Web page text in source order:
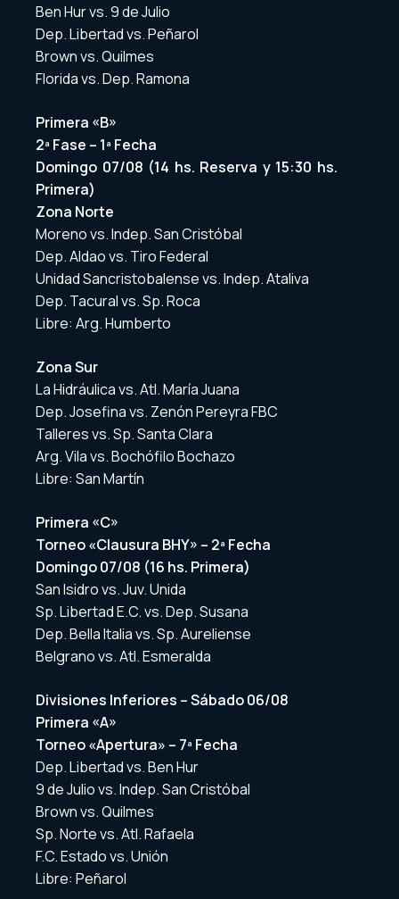
Ben Hur vs. 9 de Julio
Dep. Libertad vs. Peñarol
Brown vs. Quilmes
Florida vs. Dep. Ramona
Primera «B»
2ª Fase – 1ª Fecha
Domingo 07/08 (14 hs. Reserva y 15:30 hs.
Primera)
Zona Norte
Moreno vs. Indep. San Cristóbal
Dep. Aldao vs. Tiro Federal
Unidad Sancristobalense vs. Indep. Ataliva
Dep. Tacural vs. Sp. Roca
Libre: Arg. Humberto
Zona Sur
La Hidráulica vs. Atl. María Juana
Dep. Josefina vs. Zenón Pereyra FBC
Talleres vs. Sp. Santa Clara
Arg. Vila vs. Bochófilo Bochazo
Libre: San Martín
Primera «C»
Torneo «Clausura BHY» – 2ª Fecha
Domingo 07/08 (16 hs. Primera)
San Isidro vs. Juv. Unida
Sp. Libertad E.C. vs. Dep. Susana
Dep. Bella Italia vs. Sp. Aureliense
Belgrano vs. Atl. Esmeralda
Divisiones Inferiores – Sábado 06/08
Primera «A»
Torneo «Apertura» – 7ª Fecha
Dep. Libertad vs. Ben Hur
9 de Julio vs. Indep. San Cristóbal
Brown vs. Quilmes
Sp. Norte vs. Atl. Rafaela
F.C. Estado vs. Unión
Libre: Peñarol